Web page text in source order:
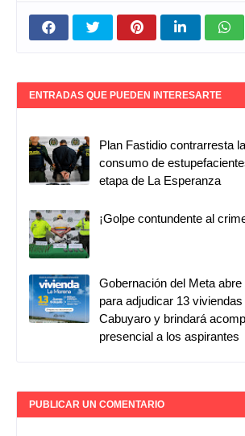
ENTRADAS QUE PUEDEN INTERESARTE
Plan Fastidio contrarresta
consumo de
etapa de La Esperanza
¡Golpe contundente al
Gobernación del Meta
para adjudicar 13
Cabuyaro y brindará
presencial a los aspirantes
PUBLICAR UN COMENTARIO